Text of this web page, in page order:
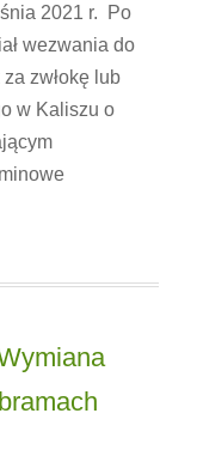
2021 r. Po
wezwania do
zwłokę lub
w Kaliszu o